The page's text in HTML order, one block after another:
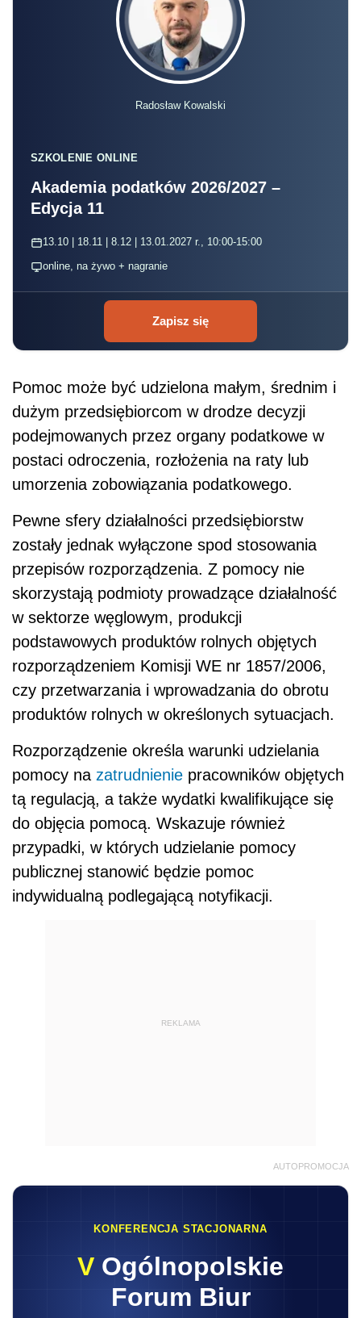
Radosław Kowalski
SZKOLENIE ONLINE
Akademia podatków 2026/2027 –
Edycja 11
13.10 | 18.11 | 8.12 | 13.01.2027 r., 10:00-15:00
online, na żywo + nagranie
Zapisz się
Pomoc może być udzielona małym, średnim i
dużym przedsiębiorcom w drodze decyzji
podejmowanych przez organy podatkowe w
postaci odroczenia, rozłożenia na raty lub
umorzenia zobowiązania podatkowego.
Pewne sfery działalności przedsiębiorstw
zostały jednak wyłączone spod stosowania
przepisów rozporządzenia. Z pomocy nie
skorzystają podmioty prowadzące działalność
w sektorze węglowym, produkcji
podstawowych produktów rolnych objętych
rozporządzeniem Komisji WE nr 1857/2006,
czy przetwarzania i wprowadzania do obrotu
produktów rolnych w określonych sytuacjach.
Rozporządzenie określa warunki udzielania
pomocy na zatrudnienie pracowników objętych
tą regulacją, a także wydatki kwalifikujące się
do objęcia pomocą. Wskazuje również
przypadki, w których udzielanie pomocy
publicznej stanowić będzie pomoc
indywidualną podlegającą notyfikacji.
REKLAMA
AUTOPROMOCJA
KONFERENCJA STACJONARNA
V Ogólnopolskie
Forum Biur